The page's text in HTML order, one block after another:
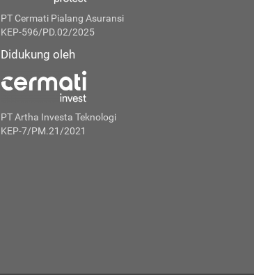
PT Cermati Pialang Asuransi
KEP-596/PD.02/2025
Didukung oleh
PT Artha Investa Teknologi
KEP-7/PM.21/2021